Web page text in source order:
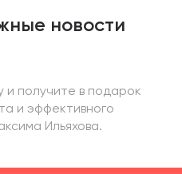
новости
и получите в подарок
и эффективного
Ильяхова.